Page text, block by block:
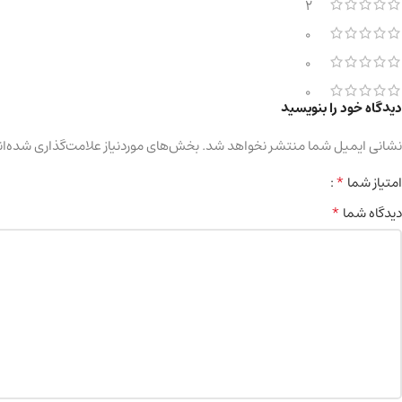
2
0
0
0
دیدگاه خود را بنویسید
نشانی ایمیل شما منتشر نخواهد شد.بخش‌های موردنیاز علامت‌گذاری
امتیاز شما*
دیدگاه شما*